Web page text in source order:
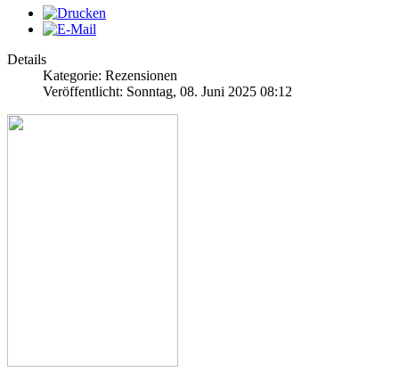
Details
Kategorie: Rezensionen
Veröffentlicht: Sonntag, 08. Juni 2025 08:12